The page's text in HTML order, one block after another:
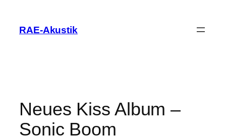
springen
RAE-Akustik
Neues Kiss Album –
Sonic Boom